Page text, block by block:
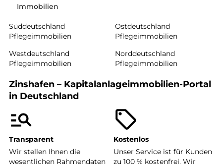
Immobilien
Süddeutschland
Pflegeimmobilien
Ostdeutschland
Pflegeimmobilien
Westdeutschland
Pflegeimmobilien
Norddeutschland
Pflegeimmobilien
Zinshafen – Kapitalanlageimmobilien-Portal
in Deutschland
Transparent
Wir stellen Ihnen die
wesentlichen Rahmendaten
Kostenlos
Unser Service ist für Kunden
zu 100 % kostenfrei. Wir